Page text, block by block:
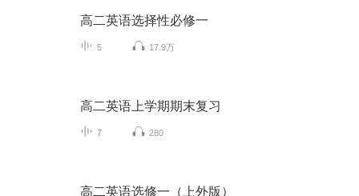
高二英语选择性必修一
5 17.9万
高二英语上学期期末复习
7 280
高二英语选修一（上外版）